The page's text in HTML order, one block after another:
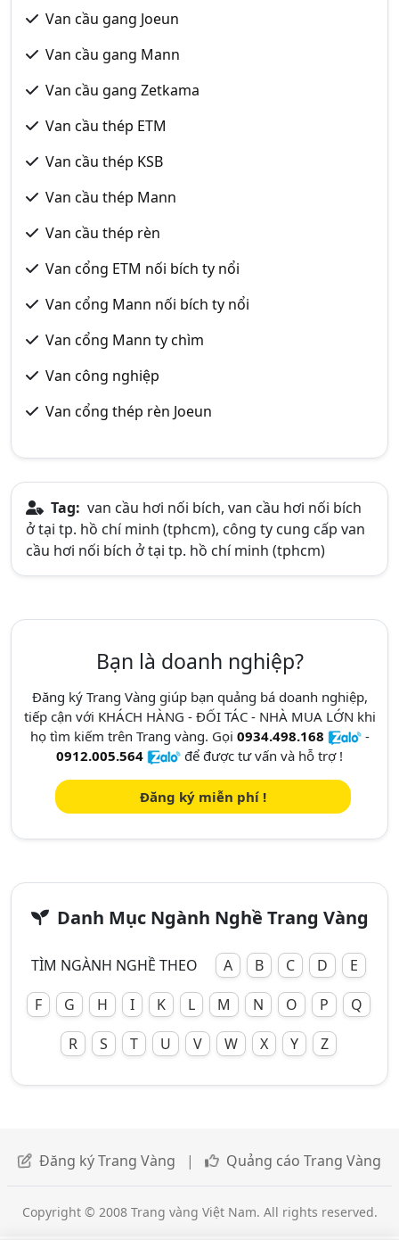
Van cầu gang Joeun
Van cầu gang Mann
Van cầu gang Zetkama
Van cầu thép ETM
Van cầu thép KSB
Van cầu thép Mann
Van cầu thép rèn
Van cổng ETM nối bích ty nổi
Van cổng Mann nối bích ty nổi
Van cổng Mann ty chìm
Van công nghiệp
Van cổng thép rèn Joeun
Tag: van cầu hơi nối bích, van cầu hơi nối bích
ở tại tp. hồ chí minh (tphcm), công ty cung cấp van
cầu hơi nối bích ở tại tp. hồ chí minh (tphcm)
Bạn là doanh nghiệp?
Đăng ký Trang Vàng giúp bạn quảng bá doanh nghiệp,
tiếp cận với KHÁCH HÀNG - ĐỐI TÁC - NHÀ MUA LỚN khi
họ tìm kiếm trên Trang vàng. Gọi 0934.498.168
-
0912.005.564
để được tư vấn và hỗ trợ !
Đăng ký miễn phí !
Danh Mục Ngành Nghề Trang Vàng
TÌM NGÀNH NGHỀ THEO A B C D
E
F
G H I K L M N O P
Q
R
S T U V W X Y Z
Đăng ký Trang Vàng | Quảng cáo Trang Vàng
Copyright © 2008 Trang vàng Việt Nam. All rights reserved.